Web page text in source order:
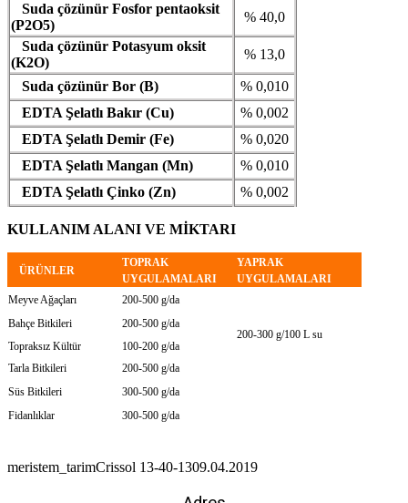
Suda çözünür Fosfor pentaoksit
(P2O5)
% 40,0
Suda çözünür Potasyum oksit
(K2O)
% 13,0
Suda çözünür Bor (B)
% 0,010
EDTA Şelatlı Bakır (Cu)
% 0,002
EDTA Şelatlı Demir (Fe)
% 0,020
EDTA Şelatlı Mangan (Mn)
% 0,010
EDTA Şelatlı Çinko (Zn)
% 0,002
KULLANIM ALANI VE MİKTARI
ÜRÜNLER
TOPRAK
UYGULAMALARI
YAPRAK
UYGULAMALARI
Meyve Ağaçları
200-500 g/da
200-300 g/100 L su
Bahçe Bitkileri
200-500 g/da
Topraksız Kültür
100-200 g/da
Tarla Bitkileri
200-500 g/da
Süs Bitkileri
300-500 g/da
Fidanlıklar
300-500 g/da
meristem_tarimCrissol 13-40-1309.04.2019